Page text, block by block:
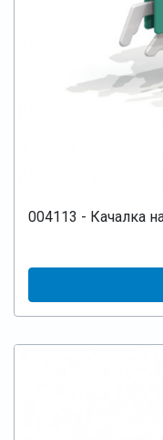
004113 - Качалка